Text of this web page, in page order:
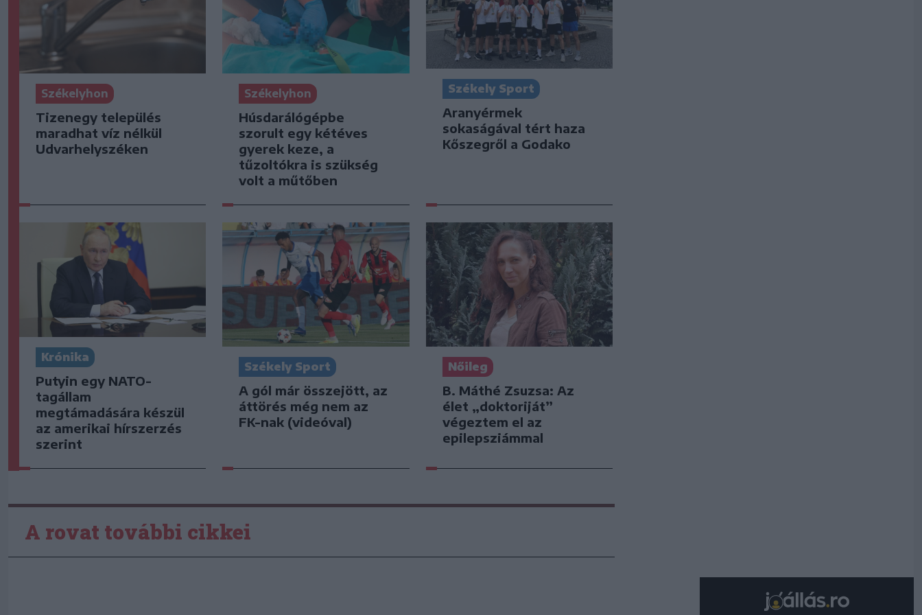
Székelyhon
Tizenegy település
maradhat víz nélkül
Udvarhelyszéken
Székelyhon
Húsdarálógépbe
szorult egy kétéves
gyerek keze, a
tűzoltókra is szükség
volt a műtőben
Székely Sport
Aranyérmek
sokaságával tért haza
Kőszegről a Godako
Krónika
Putyin egy NATO-
tagállam
megtámadására készül
az amerikai hírszerzés
szerint
Székely Sport
A gól már összejött, az
áttörés még nem az
FK-nak (videóval)
Nőileg
B. Máthé Zsuzsa: Az
élet „doktoriját”
végeztem el az
epilepsziámmal
A rovat további cikkei